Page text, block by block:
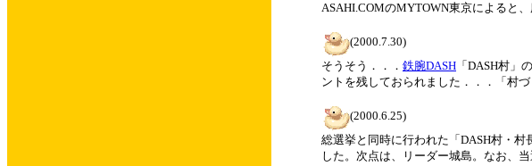
ASAHI.COMのMYTOWN東京によると
(2000.7.30)
そうそう．．． 鉄腕DASH 「DASH村」
ントを残しておられました．．．「村づ
(2000.6.25)
総選挙と同時に行われた「DASH村・村
した。次点は、リーダー城島。なお、